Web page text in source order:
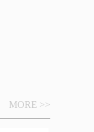
MORE >>